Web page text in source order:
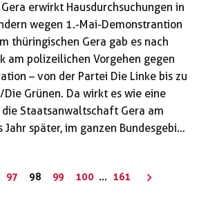
erwirkt Hausdurchsuchungen in
wegen 1.-Mai-Demonstrantion
thüringischen Gera gab es nach
am polizeilichen Vorgehen gegen
– von der Partei Die Linke bis zu
Die Grünen. Da wirkt es wie eine
die Staatsanwaltschaft Gera am
später, im ganzen Bundesgebiet
Baden-Württemberg, Hamburg und in
97 98 99 100 … 161